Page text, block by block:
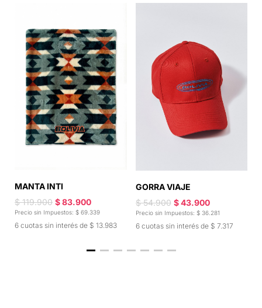
MANTA INTI
$ 119.900 $ 83.900
Precio sin Impuestos: $ 69.339
6 cuotas sin interés de $ 13.983
GORRA VIAJE
$ 54.900 $ 43.900
Precio sin Impuestos: $ 36.281
6 cuotas sin interés de $ 7.317